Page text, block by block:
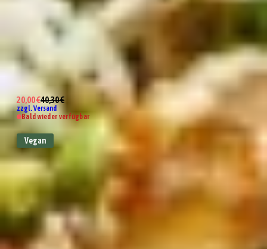
Wundertüte Tutto Bene
20,00 €40,30 €
zzgl. Versand
Bald wieder verfügbar
Vegan